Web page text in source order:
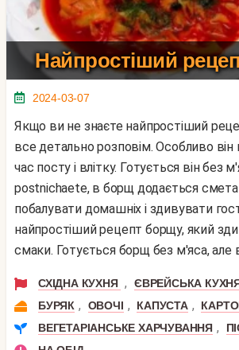
Найпростіший
2024-03-07
Якщо ви не знаєте найпростіший рецепт борщу, я вам
все детально розповім. Особливо він
час посту і влітку. Готується він без
postnichaete, в борщ додається
побалувати домашніх і здивувати
найпростіший рецепт борщу, який
смаки. Готується борщ без м'яса, але
СХІДНА КУХНЯ ,
ЄВРЕЙСЬКА
БУРЯК , ОВОЧІ , КАПУСТА ,
ВЕГЕТАРІАНСЬКЕ ХАРЧУВАННЯ ,